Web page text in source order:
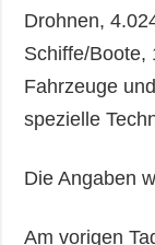
Drohnen,
Schiffe/Boote,
Fahrzeuge
spezielle
Die Angaben
Am vorigen